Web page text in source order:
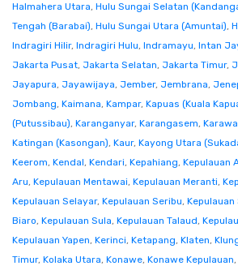
Halmahera Utara, Hulu Sungai Selatan
Tengah (Barabai), Hulu Sungai Utara (Amuntai),
Indragiri Hilir, Indragiri Hulu, Indramayu, Intan
Jakarta Pusat, Jakarta Selatan, Jakarta Timur,
Jayapura, Jayawijaya, Jember, Jembrana,
Jombang, Kaimana, Kampar, Kapuas (Kuala
(Putussibau), Karanganyar, Karangasem,
Katingan (Kasongan), Kaur, Kayong Utara
Keerom, Kendal, Kendari, Kepahiang, Kepulauan
Aru, Kepulauan Mentawai, Kepulauan Meranti,
Kepulauan Selayar, Kepulauan Seribu, Kepulauan
Biaro, Kepulauan Sula, Kepulauan Talaud,
Kepulauan Yapen, Kerinci, Ketapang, Klaten,
Timur, Kolaka Utara, Konawe, Konawe Kepulauan,